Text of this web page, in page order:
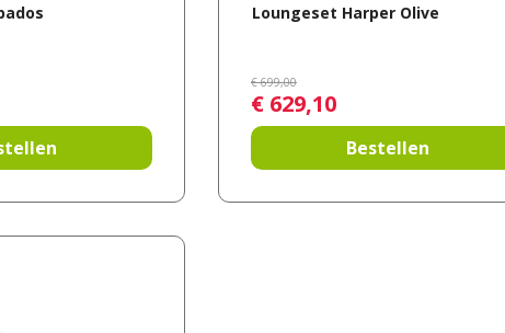
Loungeset Harper Olive
€ 699,00
€ 629,10
Bestellen